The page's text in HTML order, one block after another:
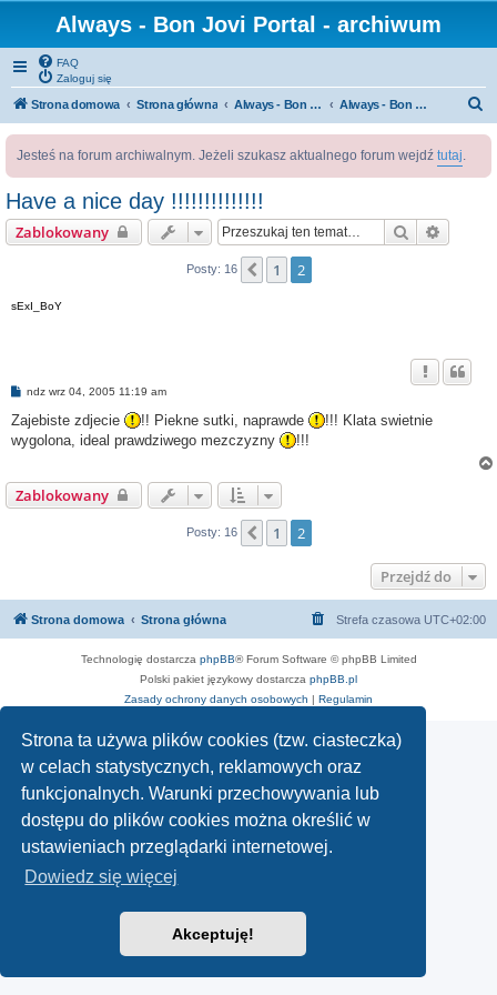
Strona ta używa plików cookies (tzw. ciasteczka)
w celach statystycznych, reklamowych oraz
funkcjonalnych. Warunki przechowywania lub
dostępu do plików cookies można określić w
ustawieniach przeglądarki internetowej.
Dowiedz się więcej
Akceptuję!
Always - Bon Jovi Portal - archiwum
FAQ
Zaloguj się
Strona domowa Strona główna Always - Bon Jovi Portal Always - Bon Jovi Radio
Jesteś na forum archiwalnym. Jeżeli szukasz aktualnego forum wejdź tutaj.
Have a nice day !!!!!!!!!!!!!!
Zablokowany Szukaj
Posty: 16 Poprzednia
1 2
sExI_BoY
P
s
ndz wrz 04, 2005 11:19 am
Zajebiste zdjecie !! Piekne sutki, naprawde
!!! Klata swietnie
wygolona, ideal prawdziwego mezczyzny
!!!
Zablokowany
Posty: 16 Poprzednia
1 2
Przejdź do
Strona domowa Strona główna Strefa czasowa UTC+02:00
Technologię dostarcza phpBB® Forum Software © phpBB Limited
Polski pakiet językowy dostarcza phpBB.pl
Zasady ochrony danych osobowych | Regulamin